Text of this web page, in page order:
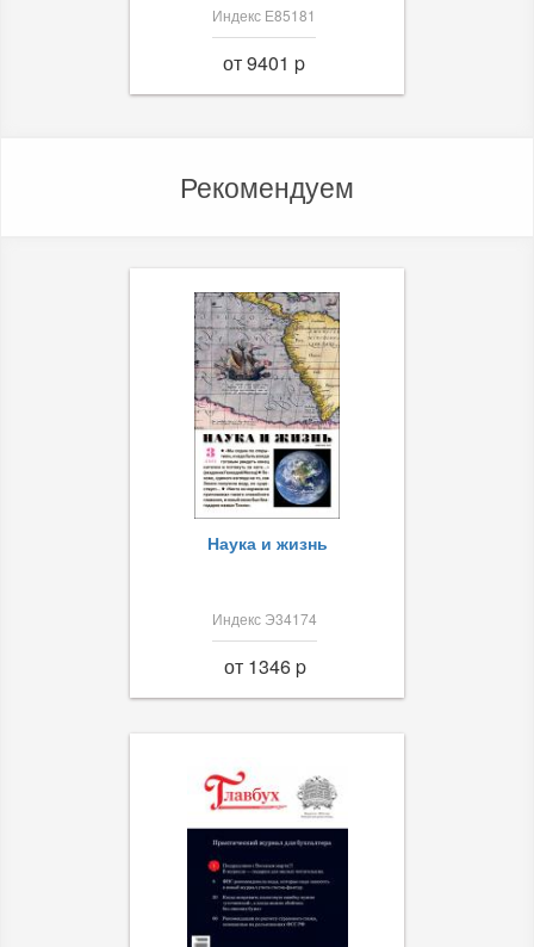
Индекс Е85181
от 9401 p
Рекомендуем
Наука и жизнь
Индекс Э34174
от 1346 p